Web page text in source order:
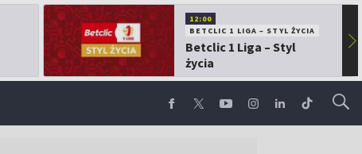
12:00
BETCLIC 1 LIGA – STYL ŻYCIA
Betclic 1 Liga – Styl
życia
▶